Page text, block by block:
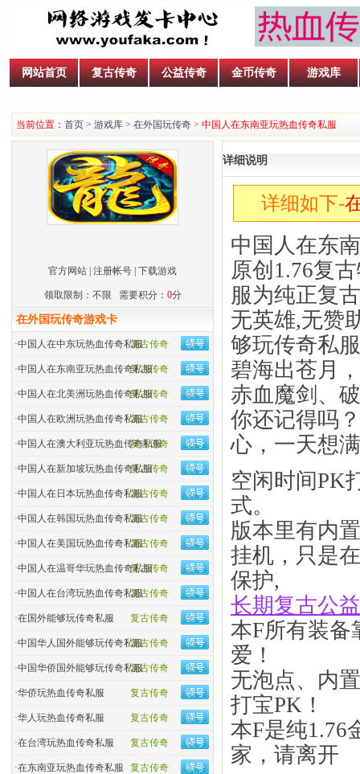
网站首页 复古传奇 公益传奇 金币传奇 游戏库
当前位置： 首页 > 游戏库 > 在外国玩传奇 > 中国人在东南亚玩热血传奇私服
官方网站 注册帐号 下载游戏
领取限制：不限 需要积分： 0分
在外国玩传奇游戏卡
复古传奇
·中国人在中东玩热血传奇私服
复古传奇
·中国人在东南亚玩热血传奇私服
复古传奇
·中国人在北美洲玩热血传奇私服
复古传奇
·中国人在欧洲玩热血传奇私服
复古传奇
·中国人在澳大利亚玩热血传奇私服
复古传奇
·中国人在新加坡玩热血传奇私服
复古传奇
·中国人在日本玩热血传奇私服
复古传奇
·中国人在韩国玩热血传奇私服
复古传奇
·中国人在美国玩热血传奇私服
复古传奇
·中国人在温哥华玩热血传奇私服
复古传奇
·中国人在台湾玩热血传奇私服
复古传奇
·在国外能够玩传奇私服
复古传奇
·中国华人国外能够玩传奇私服
复古传奇
·中国华侨国外能够玩传奇私服
复古传奇
·华侨玩热血传奇私服
复古传奇
·华人玩热血传奇私服
复古传奇
·在台湾玩热血传奇私服
复古传奇
·在东南亚玩热血传奇私服
详细说明
详细如下-
中国人在东
原创1.76复
服为纯正复
无英雄,无赞
够玩传奇私
碧海出苍月
赤血魔剑、
你还记得吗
心，一天想
空闲时间PK
式。
版本里有内
挂机，只是
保护,
长期复古公
本F所有装备
爱！
无泡点、内
打宝PK！
本F是纯1.76
家，请离开